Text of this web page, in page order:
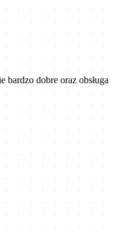
bardzo dobre oraz obsługa